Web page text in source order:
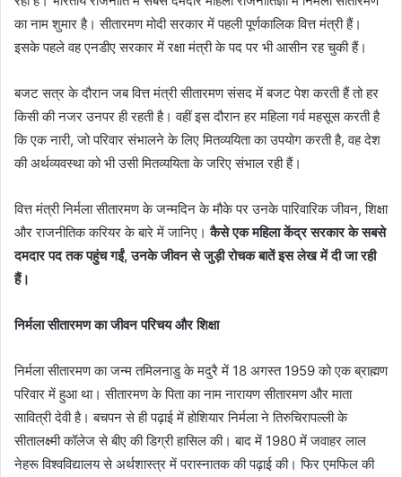
का नाम शुमार है। सीतारमण मोदी सरकार में पहली पूर्णकालिक वित्त मंत्री हैं।
इसके पहले वह एनडीए सरकार में रक्षा मंत्री के पद पर भी आसीन रह चुकी हैं।
बजट सत्र के दौरान जब वित्त मंत्री सीतारमण संसद में बजट पेश करती हैं तो हर
किसी की नजर उनपर ही रहती है। वहीं इस दौरान हर महिला गर्व महसूस करती है
कि एक नारी, जो परिवार संभालने के लिए मितव्ययिता का उपयोग करती है, वह देश
की अर्थव्यवस्था को भी उसी मितव्ययिता के जरिए संभाल रही हैं।
वित्त मंत्री निर्मला सीतारमण के जन्मदिन के मौके पर उनके पारिवारिक जीवन, शिक्षा
और राजनीतिक करियर के बारे में जानिए।कैसे एक महिला केंद्र सरकार के सबसे
दमदार पद तक पहुंच गईं, उनके जीवन से जुड़ी रोचक बातें इस लेख में दी जा रही
हैं।
निर्मला सीतारमण का जीवन परिचय और शिक्षा
निर्मला सीतारमण का जन्म तमिलनाडु के मदुरै में 18 अगस्त 1959 को एक ब्राह्मण
परिवार में हुआ था। सीतारमण के पिता का नाम नारायण सीतारमण और माता
सावित्री देवी है। बचपन से ही पढ़ाई में होशियार निर्मला ने तिरुचिरापल्ली के
सीतालक्ष्मी कॉलेज से बीए की डिग्री हासिल की। बाद में 1980 में जवाहर लाल
नेहरू विश्वविद्यालय से अर्थशास्त्र में परास्नातक की पढ़ाई की। फिर एमफिल की